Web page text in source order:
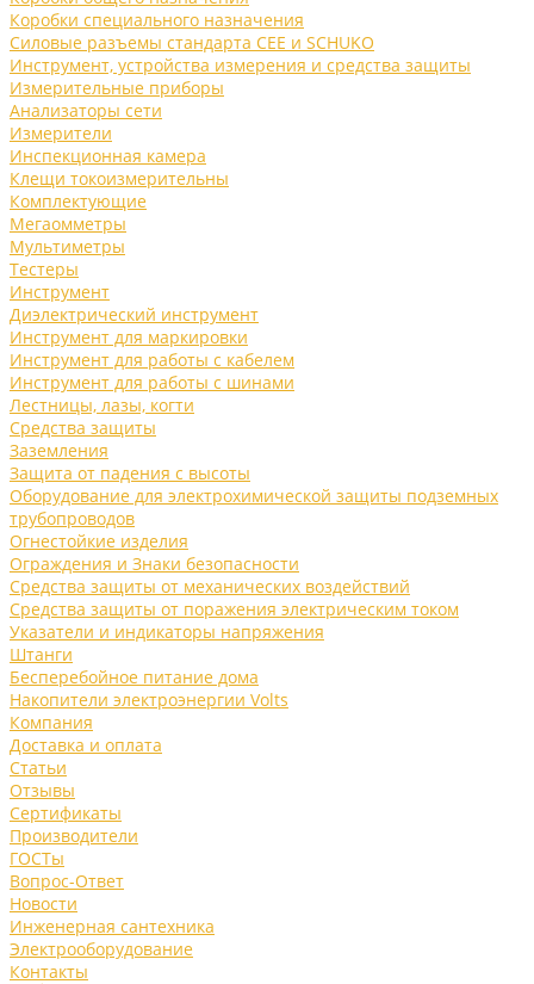
Коробки специального назначения
Силовые разъемы стандарта CEE и SCHUKO
Инструмент, устройства измерения и средства защиты
Измерительные приборы
Анализаторы сети
Измерители
Инспекционная камера
Клещи токоизмерительны
Комплектующие
Мегаомметры
Мультиметры
Тестеры
Инструмент
Диэлектрический инструмент
Инструмент для маркировки
Инструмент для работы с кабелем
Инструмент для работы с шинами
Лестницы, лазы, когти
Средства защиты
Заземления
Защита от падения с высоты
Оборудование для электрохимической защиты подземных
трубопроводов
Огнестойкие изделия
Ограждения и Знаки безопасности
Средства защиты от механических воздействий
Средства защиты от поражения электрическим током
Указатели и индикаторы напряжения
Штанги
Бесперебойное питание дома
Накопители электроэнергии Volts
Компания
Доставка и оплата
Статьи
Отзывы
Сертификаты
Производители
ГОСТы
Вопрос-Ответ
Новости
Инженерная сантехника
Электрооборудование
Контакты